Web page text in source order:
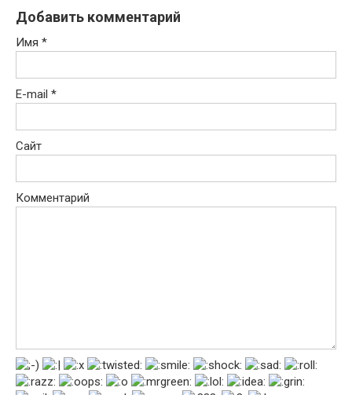
Добавить комментарий
Имя *
E-mail *
Сайт
Комментарий